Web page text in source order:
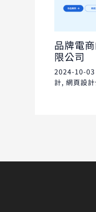
品牌電
限公司
2024-10-03
計, 網頁設